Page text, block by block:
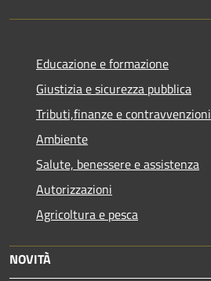
Educazione e formazione
Giustizia e sicurezza pubblica
Tributi,finanze e contravvenzioni
Ambiente
Salute, benessere e assistenza
Autorizzazioni
Agricoltura e pesca
NOVITÀ